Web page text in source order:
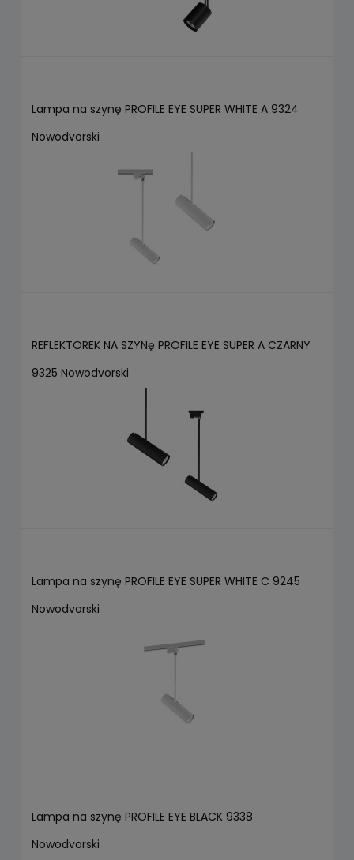
Lampa na szynę PROFILE EYE SUPER WHITE A 9324
Nowodvorski
REFLEKTOREK NA SZYNę PROFILE EYE SUPER A CZARNY
9325 Nowodvorski
Lampa na szynę PROFILE EYE SUPER WHITE C 9245
Nowodvorski
Lampa na szynę PROFILE EYE BLACK 9338
Nowodvorski